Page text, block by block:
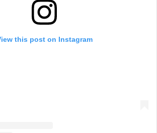
this post on Instagram